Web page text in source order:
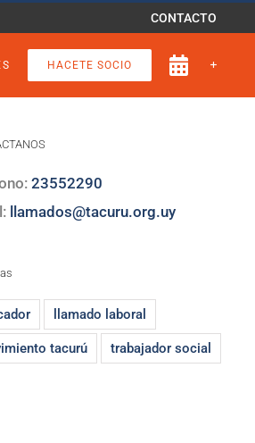
CONTACTO
HACETE SOCIO
23552290
llamados@tacuru.org.uy
llamado laboral
tacurú trabajador social